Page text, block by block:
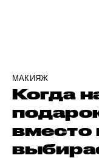
МАКИЯЖ
Когда
вместо